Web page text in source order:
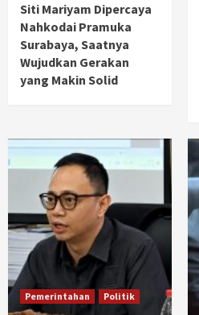
Siti Mariyam Dipercaya
Nahkodai Pramuka
Surabaya, Saatnya
Wujudkan Gerakan
yang Makin Solid
Pemerintahan Politik